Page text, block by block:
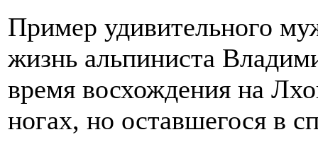
Пример удивительного
жизнь альпиниста
время восхождения на
ногах, но оставшегося в